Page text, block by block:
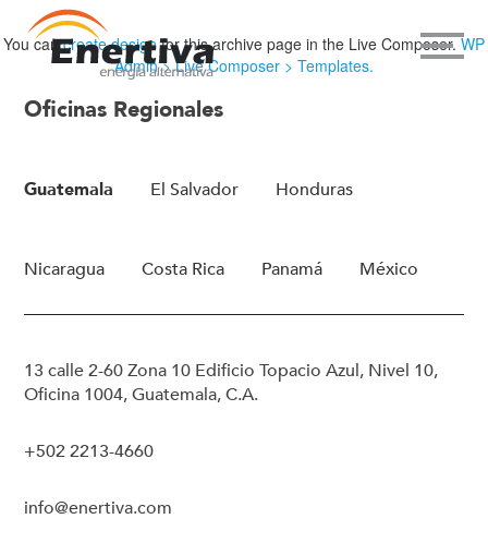
You cancreate designfor this archive page in the Live Composer.WP
Admin > Live Composer > Templates.
Oficinas Regionales
Guatemala El Salvador Honduras
Nicaragua Costa Rica Panamá México
13 calle 2-60 Zona 10 Edificio Topacio Azul, Nivel 10,
Oficina 1004, Guatemala, C.A.
+502 2213-4660
info@enertiva.com